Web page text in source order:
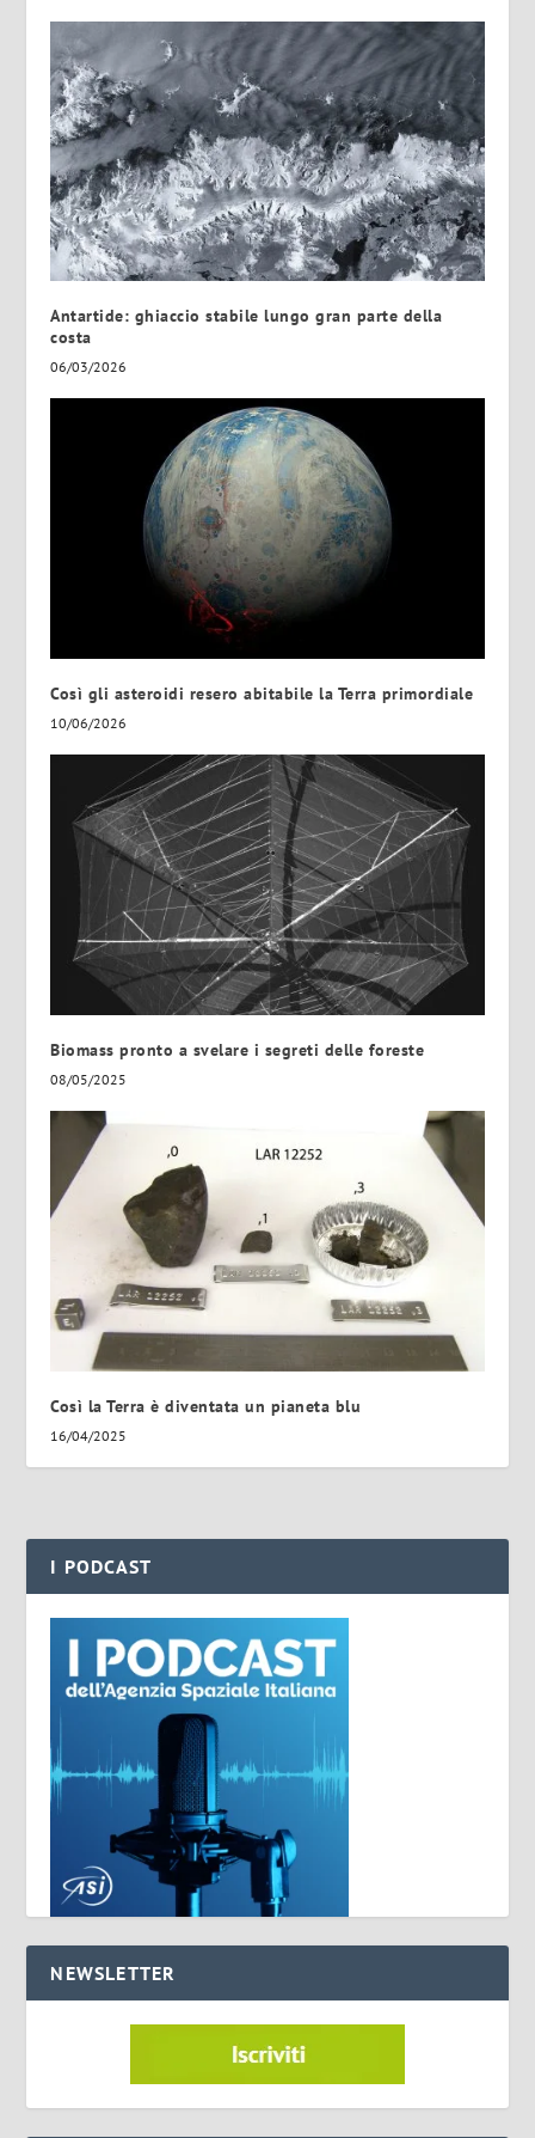
Antartide: ghiaccio stabile lungo gran parte della
costa
06/03/2026
Così gli asteroidi resero abitabile la Terra primordiale
10/06/2026
Biomass pronto a svelare i segreti delle foreste
08/05/2025
Così la Terra è diventata un pianeta blu
16/04/2025
I PODCAST
NEWSLETTER